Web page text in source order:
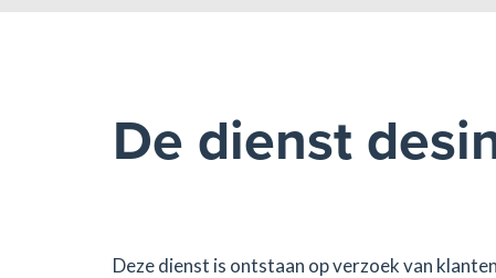
De dienst
Deze dienst is ontstaan op verzoek van